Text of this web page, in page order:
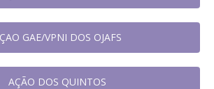
GAE/VPNI DOS OJAFS
AÇÃO DOS QUINTOS